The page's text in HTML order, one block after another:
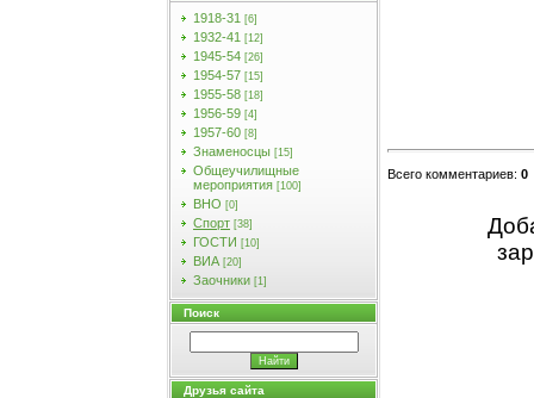
1918-31 [6]
1932-41 [12]
1945-54 [26]
1954-57 [15]
1955-58 [18]
1956-59 [4]
1957-60 [8]
Знаменосцы [15]
Общеучилищные
мероприятия [100]
ВНО [0]
Спорт [38]
ГОСТИ [10]
ВИА [20]
Заочники [1]
Поиск
Друзья сайта
Всего комментариев: 0